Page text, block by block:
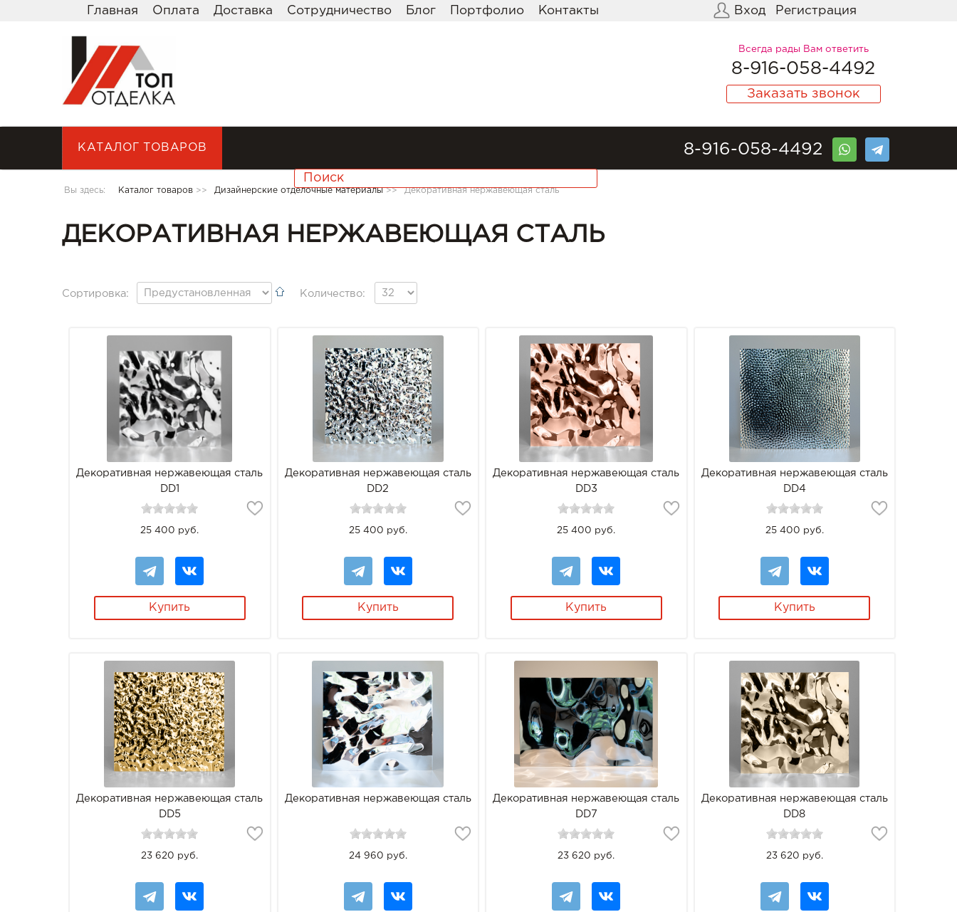
Главная Оплата Доставка Сотрудничество Блог Портфолио Контакты Вход Регистрация
Всегда рады Вам ответить
8-916-058-4492
Заказать звонок
КАТАЛОГ ТОВАРОВ 8-916-058-4492
Вы здесь: Каталог товаров >> Дизайнерские отделочные материалы >> Декоративная нержавеющая сталь
ДЕКОРАТИВНАЯ НЕРЖАВЕЮЩАЯ СТАЛЬ
Сортировка: Количество:
Декоративная нержавеющая сталь
DD1
25 400 руб.
Купить
Декоративная нержавеющая сталь
DD2
25 400 руб.
Купить
Декоративная нержавеющая сталь
DD3
25 400 руб.
Купить
Декоративная нержавеющая сталь
DD4
25 400 руб.
Купить
Декоративная нержавеющая сталь
DD5
23 620 руб.
Декоративная нержавеющая сталь
24 960 руб.
Декоративная нержавеющая сталь
DD7
23 620 руб.
Декоративная нержавеющая сталь
DD8
23 620 руб.